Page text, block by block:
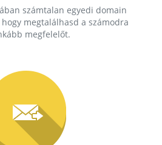
számtalan egyedi domain
megtalálhasd a számodra
megfelelőt.